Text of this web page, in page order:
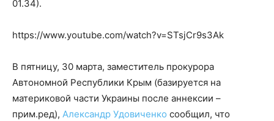
01.34).
https://www.youtube.com/watch?v=STsjCr9s3Ak
В пятницу, 30 марта, заместитель прокурора
Автономной Республики Крым (базируется на
материковой части Украины после аннексии –
прим.ред), Александр Удовиченко сообщил, что